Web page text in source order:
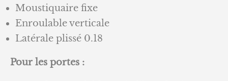
Moustiquaire fixe
Enroulable verticale
Latérale plissé 0.18
Pour les portes :